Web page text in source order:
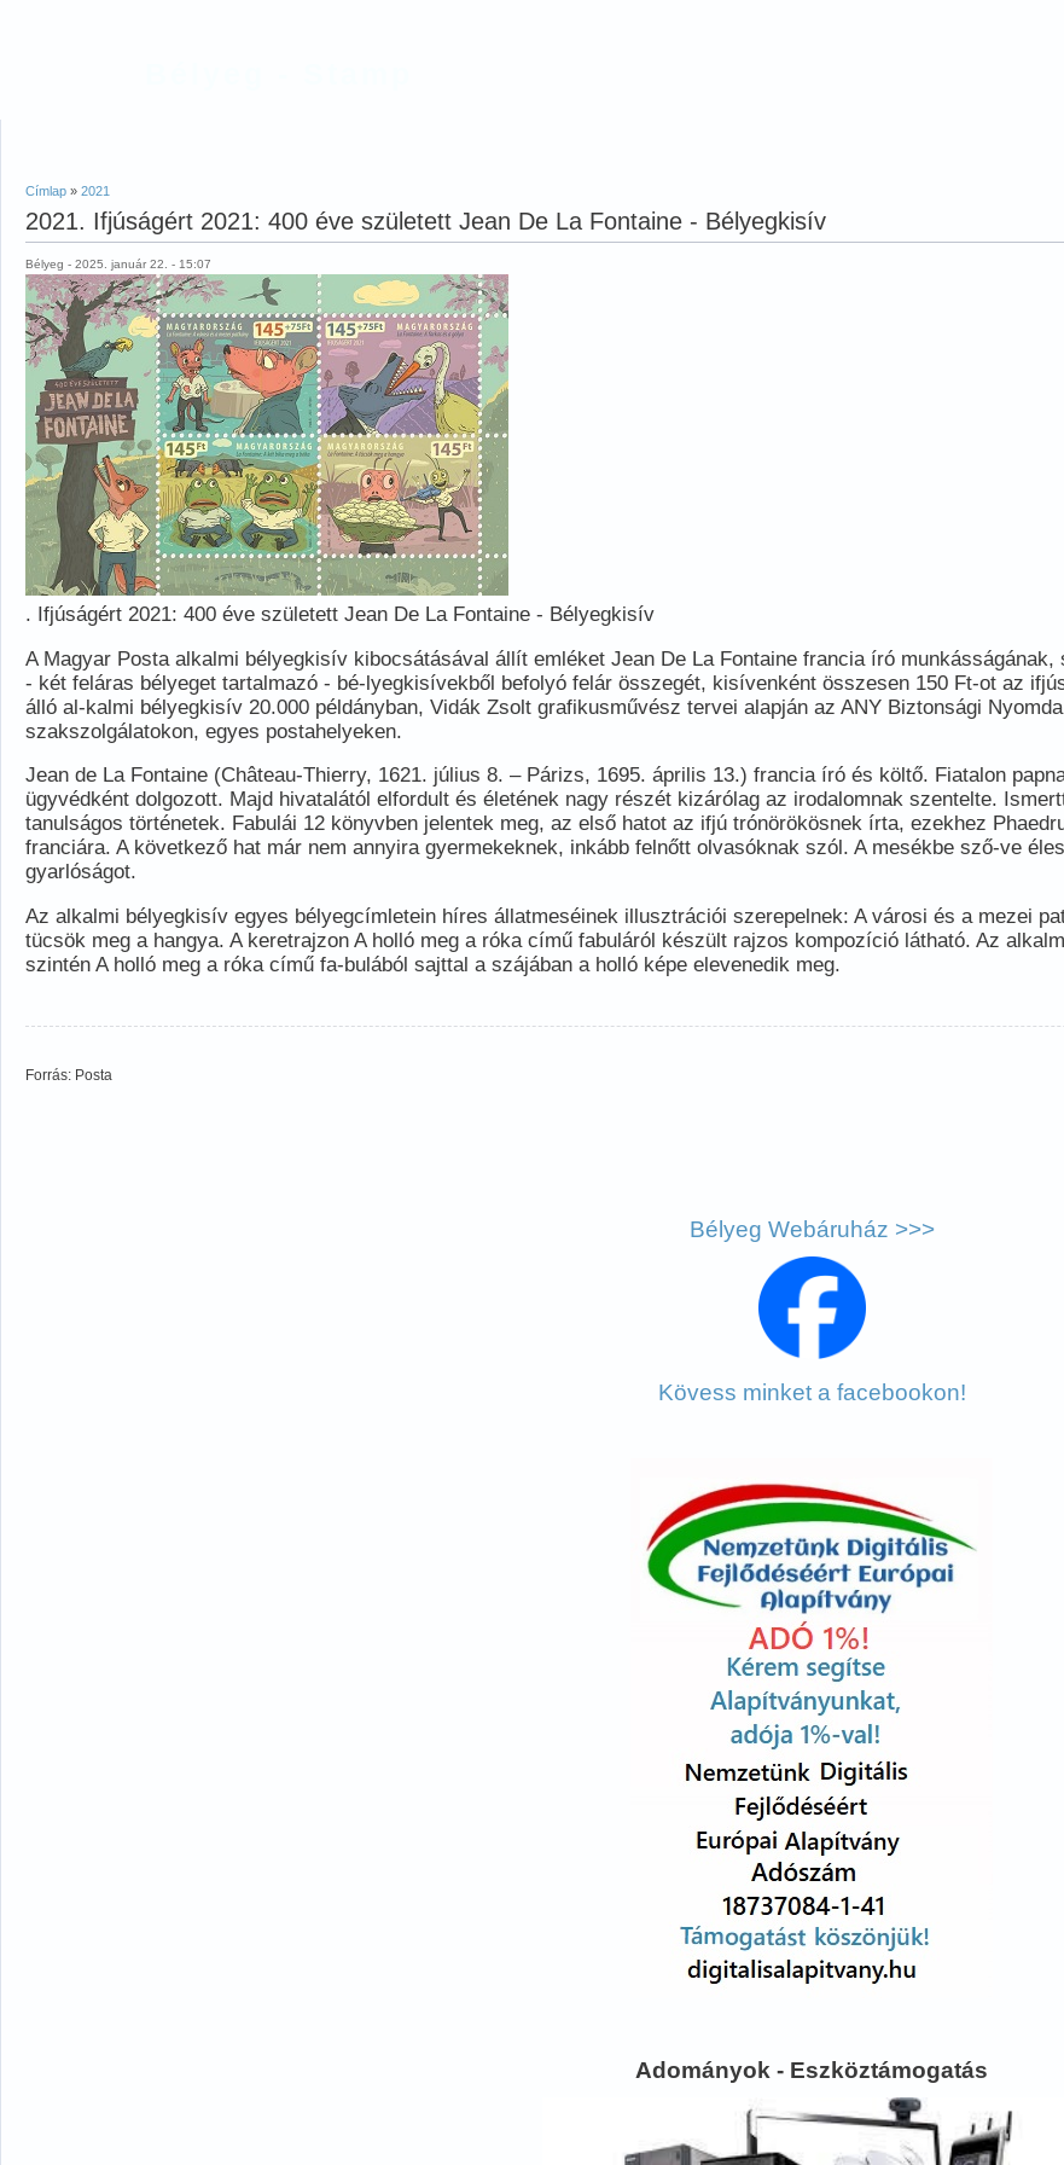
Címlap » 2021
2021. Ifjúságért 2021: 400 éve született Jean De La Fontaine - Bélyegkisív
Bélyeg - 2025. január 22. - 15:07
. Ifjúságért 2021: 400 éve született Jean De La Fontaine - Bélyegkisív
A Magyar Posta alkalmi bélyegkisív kibocsátásával állít emléket Jean De La Fontaine francia író
- két feláras bélyeget tartalmazó - bé-lyegkisívekből befolyó felár összegét, kisívenként összesen 150 Ft-ot az
álló al-kalmi bélyegkisív 20.000 példányban, Vidák Zsolt grafikusművész tervei alapján az ANY Biztonsági
szakszolgálatokon, egyes postahelyeken.
Jean de La Fontaine (Château-Thierry, 1621. július 8. – Párizs, 1695. április 13.) francia író és költő. Fiatalon
ügyvédként dolgozott. Majd hivatalától elfordult és életének nagy részét kizárólag az irodalomnak szentelte.
tanulságos történetek. Fabulái 12 könyvben jelentek meg, az első hatot az ifjú trónörökösnek írta, ezekhez
franciára. A következő hat már nem annyira gyermekeknek, inkább felnőtt olvasóknak szól. A mesékbe sző-ve
gyarlóságot.
Az alkalmi bélyegkisív egyes bélyegcímletein híres állatmeséinek illusztrációi szerepelnek: A városi és a mezei
tücsök meg a hangya. A keretrajzon A holló meg a róka című fabuláról készült rajzos kompozíció látható. Az
szintén A holló meg a róka című fa-bulából sajttal a szájában a holló képe elevenedik meg.
Forrás: Posta
Bélyeg Webáruház >>>
Kövess minket a facebookon!
Adományok - Eszköztámogatás